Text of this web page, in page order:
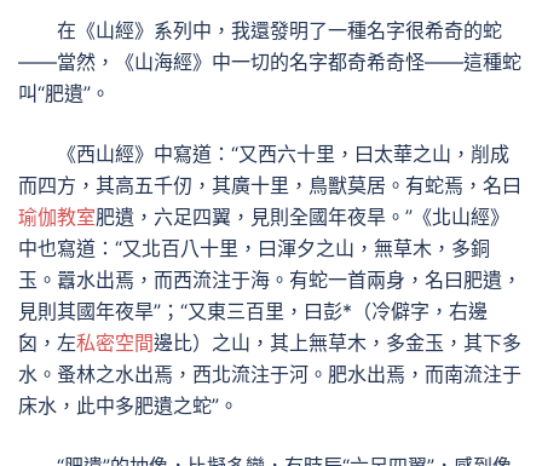
在《山經》系列中，我還發明了一種名字很希奇的蛇
——當然，《山海經》中一切的名字都奇希奇怪——這種蛇
叫“肥遺”。
《西山經》中寫道：“又西六十里，曰太華之山，削成
而四方，其高五千仞，其廣十里，鳥獸莫居。有蛇焉，名曰
瑜伽教室肥遺，六足四翼，見則全國年夜旱。”《北山經》
中也寫道：“又北百八十里，曰渾夕之山，無草木，多銅
玉。囂水出焉，而西流注于海。有蛇一首兩身，名曰肥遺，
見則其國年夜旱”；“又東三百里，曰彭*（冷僻字，右邊
囟，左私密空間邊比）之山，其上無草木，多金玉，其下多
水。蚤林之水出焉，西北流注于河。肥水出焉，而南流注于
床水，此中多肥遺之蛇”。